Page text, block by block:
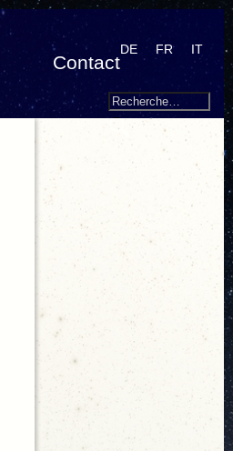
Contact
DE FR IT
Search
Recherche